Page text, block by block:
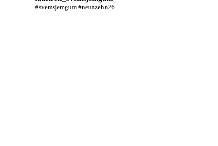
#svemsjemgum #neunzehn26